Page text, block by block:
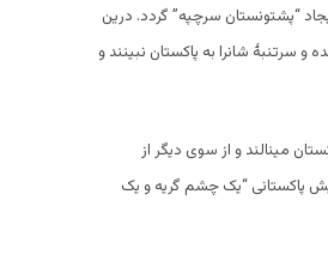
“پشتونستان سرچپه” گردد. درین
سرتنبۀ شانرا به پاکستان نبینند و
مینالند و از سوی دیگر از
پاکستانی “یک چشم گریه و یک